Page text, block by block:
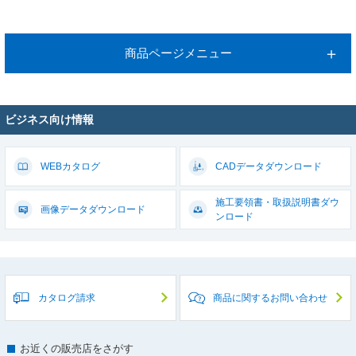
商品ページメニュー
ビジネス向け情報
WEBカタログ CADデータ ダウンロード
画像データ ダウンロード
施工要領書・取扱説明書ダウ
ンロード
カタログ請求 商品に関するお問い合わせ
お近くの販売店をさがす